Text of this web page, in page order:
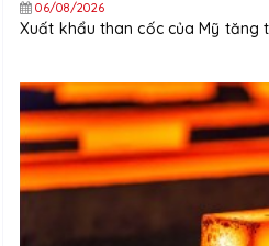
06/08/2026
Xuất khẩu than cốc của Mỹ tăng